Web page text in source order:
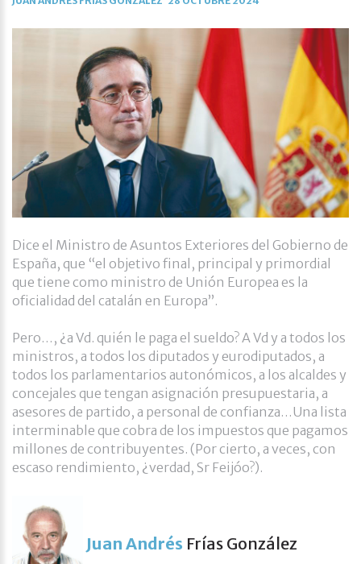
Dice el Ministro de Asuntos Exteriores del Gobierno de
España, que “el objetivo final, principal y primordial
que tiene como ministro de Unión Europea es la
oficialidad del catalán en Europa”.
Pero…, ¿a Vd. quién le paga el sueldo? A Vd y a todos los
ministros, a todos los diputados y eurodiputados, a
todos los parlamentarios autonómicos, a los alcaldes y
concejales que tengan asignación presupuestaria, a
asesores de partido, a personal de confianza…Una lista
interminable que cobra de los impuestos que pagamos
millones de contribuyentes. (Por cierto, a veces, con
escaso rendimiento, ¿verdad, Sr Feijóo?).
Juan Andrés Frías González